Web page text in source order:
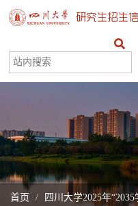
首页 四川大学2025年